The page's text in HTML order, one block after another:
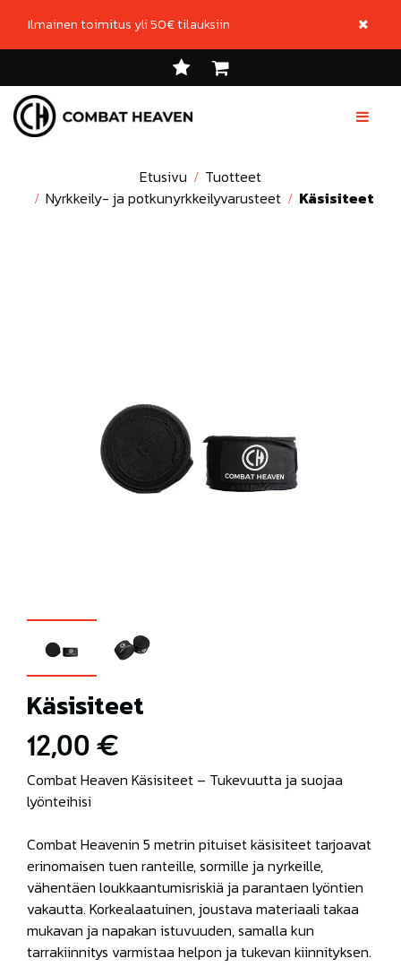
Ilmainen toimitus yli 50€ tilauksiin Sulje
Etusivu
Tuotteet
Nyrkkeily- ja potkunyrkkeilyvarusteet
Käsisiteet
Käsisiteet
12,00 €
Combat Heaven Käsisiteet – Tukevuutta ja suojaa
lyönteihisi
Combat Heavenin 5 metrin pituiset käsisiteet tarjoavat
erinomaisen tuen ranteille, sormille ja nyrkeille,
vähentäen loukkaantumisriskiä ja parantaen lyöntien
vakautta. Korkealaatuinen, joustava materiaali takaa
mukavan ja napakan istuvuuden, samalla kun
tarrakiinnitys varmistaa helpon ja tukevan kiinnityksen.